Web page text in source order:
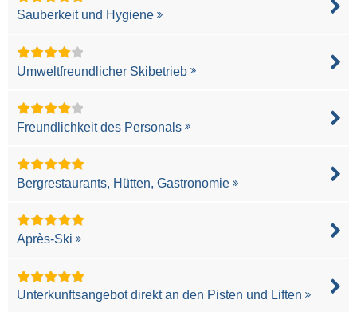
Sauberkeit und Hygiene
Umweltfreundlicher Skibetrieb
Freundlichkeit des Personals
Bergrestaurants, Hütten, Gastronomie
Après-Ski
Unterkunftsangebot direkt an den Pisten und Liften